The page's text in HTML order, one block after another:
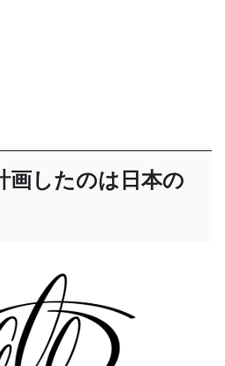
画したのは日本の